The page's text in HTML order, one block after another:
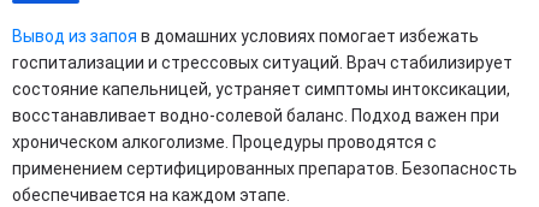
Вывод из запоя в домашних условиях помогает избежать
госпитализации и стрессовых ситуаций. Врач стабилизирует
состояние капельницей, устраняет симптомы интоксикации,
восстанавливает водно-солевой баланс. Подход важен при
хроническом алкоголизме. Процедуры проводятся с
применением сертифицированных препаратов. Безопасность
обеспечивается на каждом этапе.